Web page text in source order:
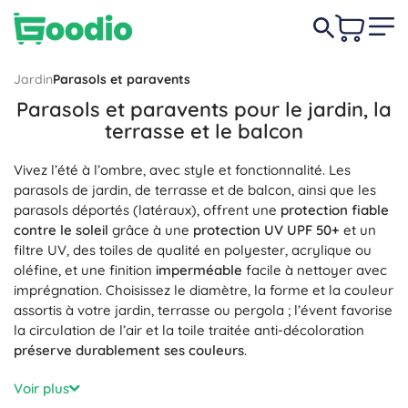
JardinParasols et paravents
Parasols et paravents pour le jardin, la
terrasse et le balcon
Vivez l’été à l’ombre, avec style et fonctionnalité. Les
parasols de jardin, de terrasse et de balcon, ainsi que les
parasols déportés (latéraux), offrent une protection fiable
contre le soleil grâce à une protection UV UPF 50+ et un
filtre UV, des toiles de qualité en polyester, acrylique ou
oléfine, et une finition imperméable facile à nettoyer avec
imprégnation. Choisissez le diamètre, la forme et la couleur
assortis à votre jardin, terrasse ou pergola ; l’évent favorise
la circulation de l’air et la toile traitée anti-décoloration
préserve durablement ses couleurs.
Une structure robuste en aluminium, acier ou bois, des
soclesstables
Voir plus